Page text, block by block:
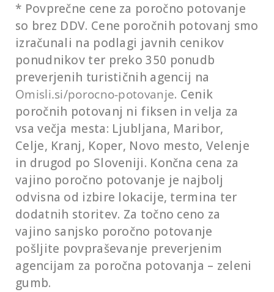
* Povprečne cene za poročno potovanje
so brez DDV. Cene poročnih potovanj smo
izračunali na podlagi javnih cenikov
ponudnikov ter preko 350 ponudb
preverjenih turističnih agencij na
Omisli.si/porocno-potovanje. Cenik
poročnih potovanj ni fiksen in velja za
vsa večja mesta: Ljubljana, Maribor,
Celje, Kranj, Koper, Novo mesto, Velenje
in drugod po Sloveniji. Končna cena za
vajino poročno potovanje je najbolj
odvisna od izbire lokacije, termina ter
dodatnih storitev. Za točno ceno za
vajino sanjsko poročno potovanje
pošljite povpraševanje preverjenim
agencijam za poročna potovanja – zeleni
gumb.